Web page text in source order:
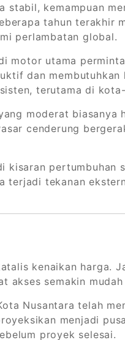
stabil, kemampuan
tahun terakhir
perlambatan global.
motor utama
dan
terutama di
moderat biasanya
cenderung
kisaran pertumbuhan
terjadi tekanan
kenaikan harga.
akses semakin
Nusantara telah
menjadi
proyek selesai.